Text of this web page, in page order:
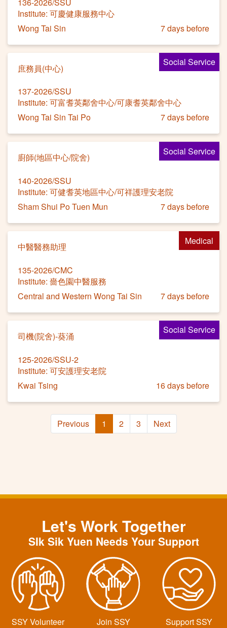
Institute: 可慶健康服務中心
Wong Tai Sin
7 days before
Social Service
庶務員(中心)
137-2026/SSU
Institute: 可富耆英鄰舍中心/可康耆英鄰舍中心
Wong Tai Sin Tai Po
7 days before
Social Service
廚師(地區中心/院舍)
140-2026/SSU
Institute: 可健耆英地區中心/可祥護理安老院
Sham Shui Po Tuen Mun
7 days before
Medical
中醫醫務助理
135-2026/CMC
Institute: 嗇色園中醫服務
Central and Western Wong Tai Sin
7 days before
Social Service
司機(院舍)-葵涌
125-2026/SSU-2
Institute: 可安護理安老院
Kwai Tsing
16 days before
Previous 1 2 3 Next
Let's Work Together
SIk Sik Yuen Needs Your Support
SSY Volunteer Join SSY Support SSY